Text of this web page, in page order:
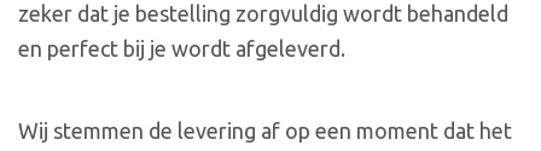
zeker dat je bestelling zorgvuldig wordt behandeld
en perfect bij je wordt afgeleverd.
Wij stemmen de levering af op een moment dat het